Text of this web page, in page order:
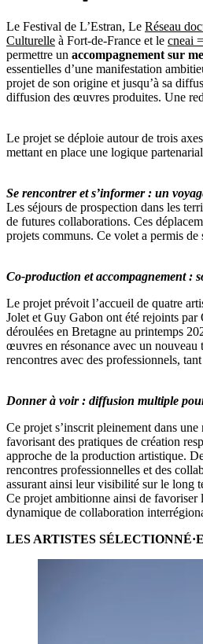
Le Festival de L’Estran, Le Réseau
Culturelle à Fort-de-France et le cneai
permettre un accompagnement sur
essentielles d’une manifestation
projet de son origine et jusqu’à sa
diffusion des œuvres produites. Une
Le projet se déploie autour de trois
mettant en place une logique
Se rencontrer et s’informer : un
Les séjours de prospection dans les
de futures collaborations. Ces
projets communs. Ce volet a permis
Co-production et accompagnement :
Le projet prévoit l’accueil de quatre
Jolet et Guy Gabon ont été rejoints par
déroulées en Bretagne au printemps
œuvres en résonance avec un nouveau
rencontres avec des professionnels,
Donner à voir : diffusion multiple
Ce projet s’inscrit pleinement dans
favorisant des pratiques de création
approche de la production artistique.
rencontres professionnelles et des
assurant ainsi leur visibilité sur le long
Ce projet ambitionne ainsi de favoriser
dynamique de collaboration
LES ARTISTES